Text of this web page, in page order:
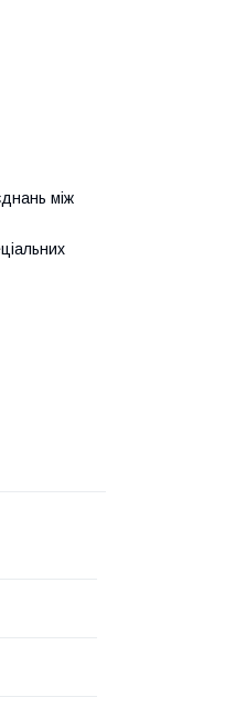
між